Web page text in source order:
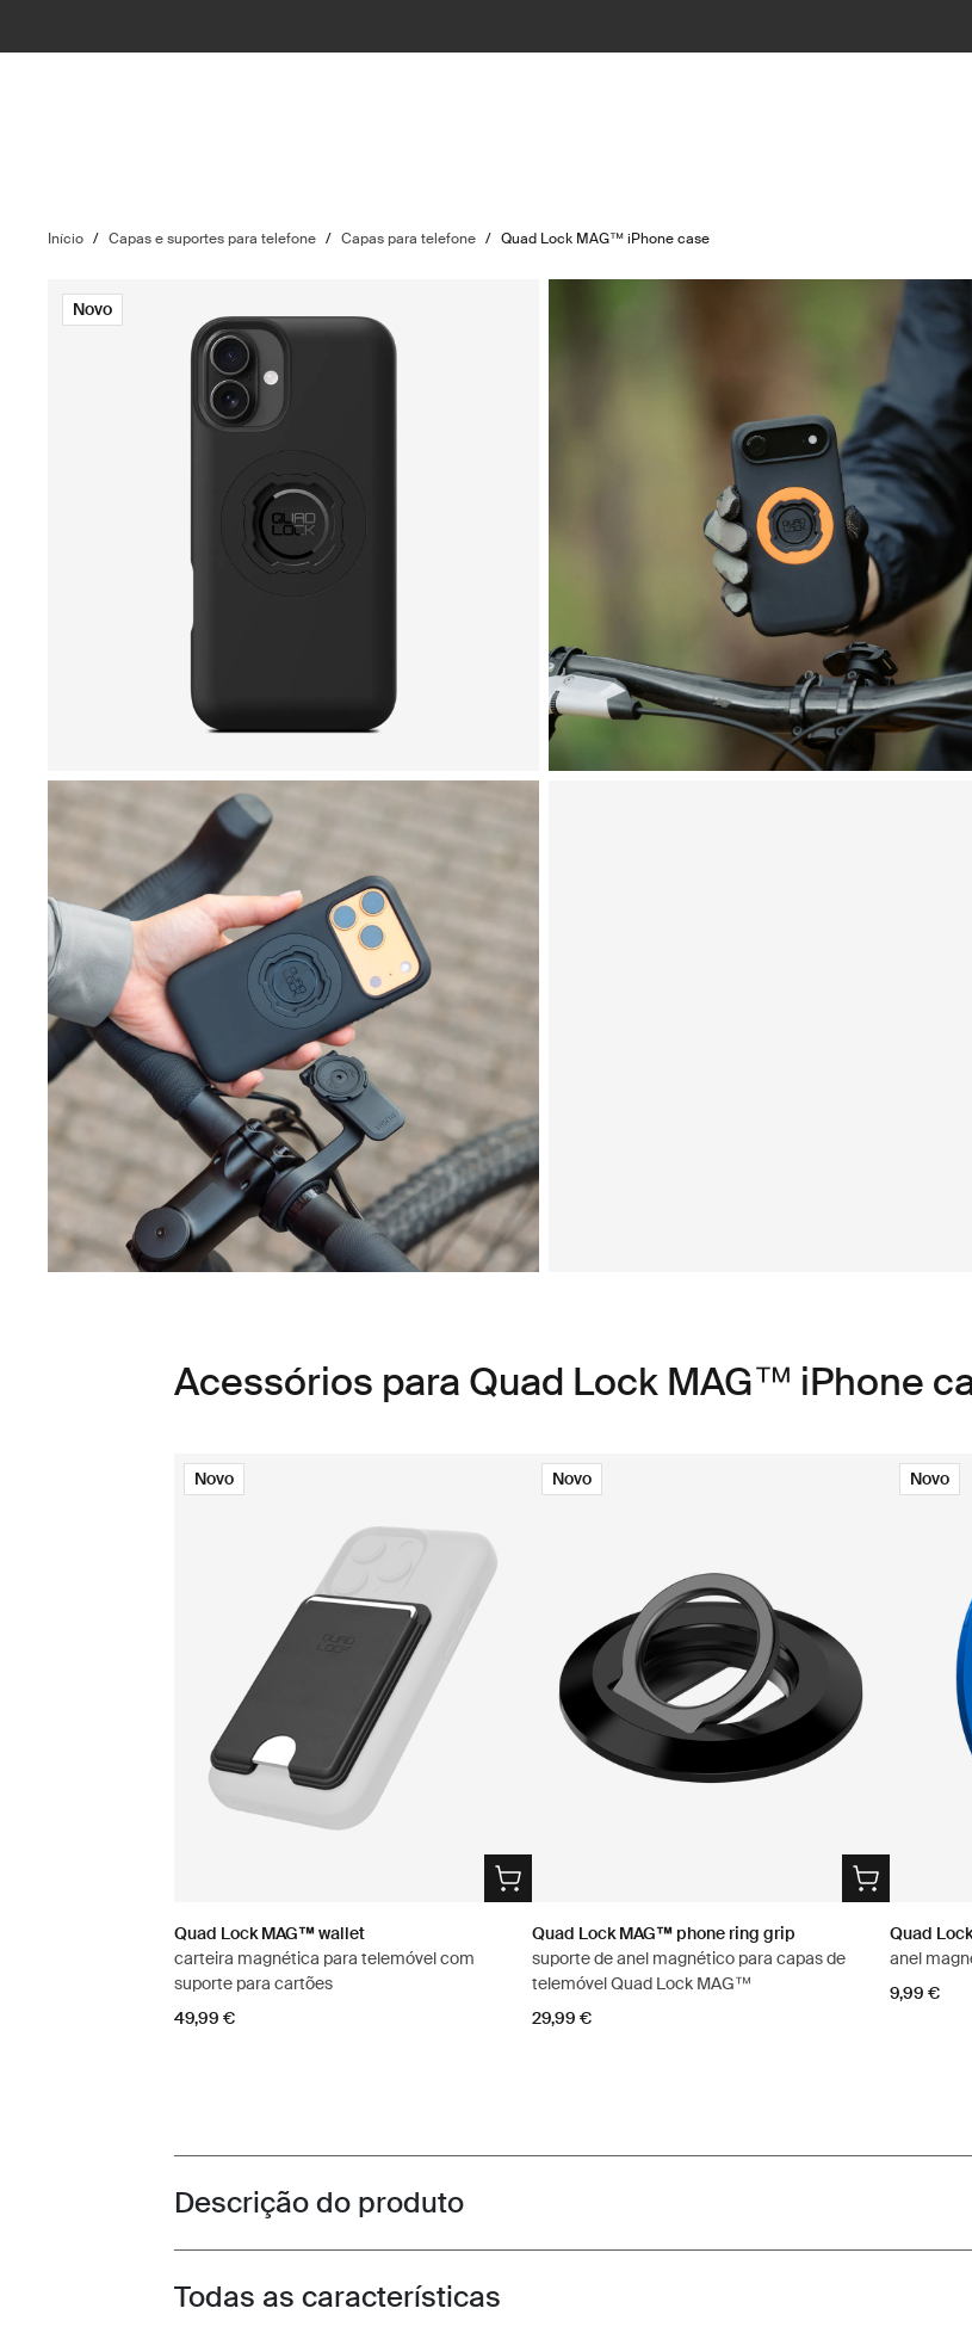
Início / Capas e suportes para telefone / Capas para telefone / Quad Lock MAG™ iPhone case
Novo
Acessórios para Quad Lock MAG™ iPhone
Novo
Quad Lock MAG™ wallet
carteira magnética para telemóvel com
suporte para cartões
49,99 €
Novo
Quad Lock MAG™ phone ring grip
suporte de anel magnético para capas de
telemóvel Quad Lock MAG™
29,99 €
Novo
Quad
anel
9,99 €
Toggle overview
Descrição do produto
Toggle features
Todas as características